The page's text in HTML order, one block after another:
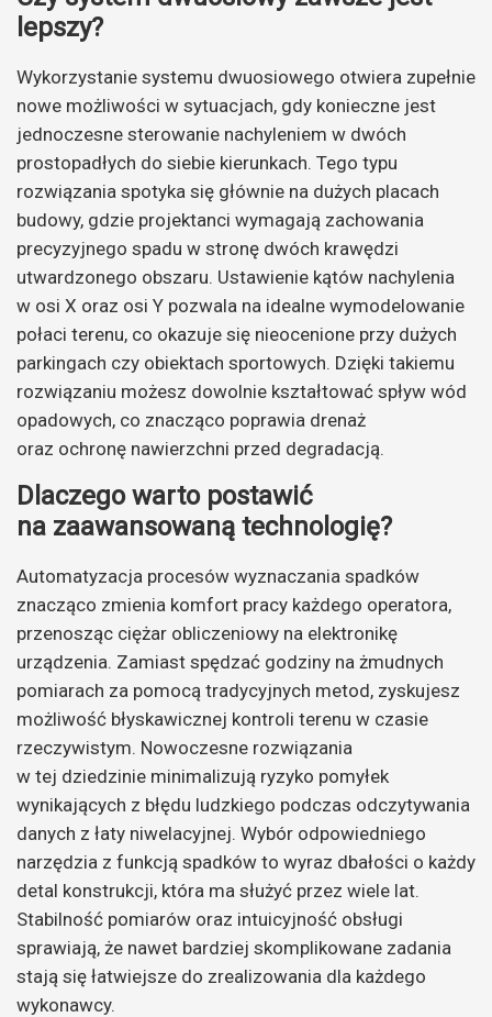
lepszy?
Wykorzystanie systemu dwuosiowego otwiera zupełnie
nowe możliwości w sytuacjach, gdy konieczne jest
jednoczesne sterowanie nachyleniem w dwóch
prostopadłych do siebie kierunkach. Tego typu
rozwiązania spotyka się głównie na dużych placach
budowy, gdzie projektanci wymagają zachowania
precyzyjnego spadu w stronę dwóch krawędzi
utwardzonego obszaru. Ustawienie kątów nachylenia
w osi X oraz osi Y pozwala na idealne wymodelowanie
połaci terenu, co okazuje się nieocenione przy dużych
parkingach czy obiektach sportowych. Dzięki takiemu
rozwiązaniu możesz dowolnie kształtować spływ wód
opadowych, co znacząco poprawia drenaż
oraz ochronę nawierzchni przed degradacją.
Dlaczego warto postawić
na zaawansowaną technologię?
Automatyzacja procesów wyznaczania spadków
znacząco zmienia komfort pracy każdego operatora,
przenosząc ciężar obliczeniowy na elektronikę
urządzenia. Zamiast spędzać godziny na żmudnych
pomiarach za pomocą tradycyjnych metod, zyskujesz
możliwość błyskawicznej kontroli terenu w czasie
rzeczywistym. Nowoczesne rozwiązania
w tej dziedzinie minimalizują ryzyko pomyłek
wynikających z błędu ludzkiego podczas odczytywania
danych z łaty niwelacyjnej. Wybór odpowiedniego
narzędzia z funkcją spadków to wyraz dbałości o każdy
detal konstrukcji, która ma służyć przez wiele lat.
Stabilność pomiarów oraz intuicyjność obsługi
sprawiają, że nawet bardziej skomplikowane zadania
stają się łatwiejsze do zrealizowania dla każdego
wykonawcy.